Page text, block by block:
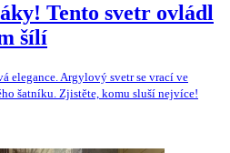
Tento svetr ovládl
šílí
elegance. Argylový svetr se vrací ve
šatníku. Zjistěte, komu sluší nejvíce!